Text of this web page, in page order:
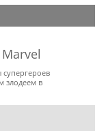
злодеем в